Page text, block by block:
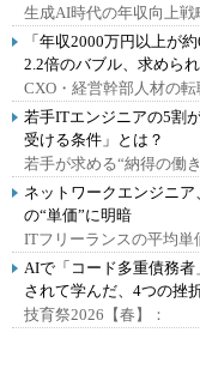
生成AI時代の年収向上戦
「年収2000万円以上が
2.2倍のバブル、求めら
CXO・経営幹部人材の転
若手ITエンジニアの5割
受ける条件」とは？
若手が求める“納得の働き
ネットワークエンジニ
の“単価”に明暗
ITフリーランスの平均単
AIで「コード多重債務
されて学んだ、4つの挫
技育祭2026【春】：